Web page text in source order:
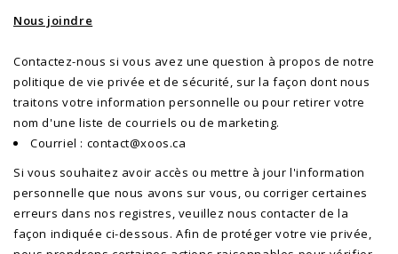
Nous joindre
Contactez-nous si vous avez une question à propos de notre
politique de vie privée et de sécurité, sur la façon dont nous
traitons votre information personnelle ou pour retirer votre
nom d'une liste de courriels ou de marketing.
Courriel : contact@xoos.ca
Si vous souhaitez avoir accès ou mettre à jour l'information
personnelle que nous avons sur vous, ou corriger certaines
erreurs dans nos registres, veuillez nous contacter de la
façon indiquée ci-dessous. Afin de protéger votre vie privée,